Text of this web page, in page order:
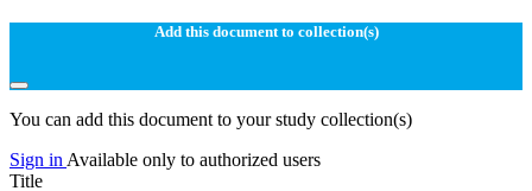
Add this document to collection(s)
You can add this document to your study collection(s)
Sign in Available only to authorized users
Title